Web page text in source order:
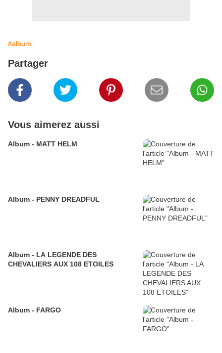
#album
Partager
Vous aimerez aussi
Album - MATT HELM
Album - PENNY DREADFUL
Album - LA LEGENDE DES
CHEVALIERS AUX 108 ETOILES
Album - FARGO